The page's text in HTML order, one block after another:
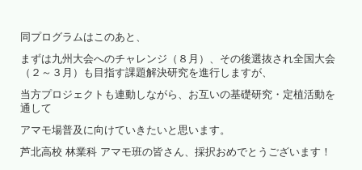
同プログラムはこのあと、
まずは九州大会へのチャレンジ（８月）、その後選抜され全国大会
（２～３月）も目指す課題解決研究を進行しますが、
当方プロジェクトも連動しながら、お互いの基礎研究・定植活動を
通して
アマモ場普及に向けていきたいと思います。
芦北高校 林業科 アマモ班の皆さん、採択おめでとうございます！